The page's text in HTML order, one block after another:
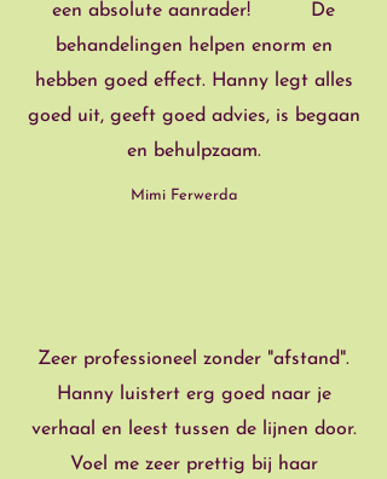
een absolute aanrader! De
behandelingen helpen enorm en
hebben goed effect. Hanny legt alles
goed uit, geeft goed advies, is begaan
en behulpzaam.
Mimi Ferwerda
Zeer professioneel zonder "afstand".
Hanny luistert erg goed naar je
verhaal en leest tussen de lijnen door.
Voel me zeer prettig bij haar